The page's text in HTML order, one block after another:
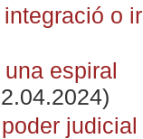
o
espiral
judicial